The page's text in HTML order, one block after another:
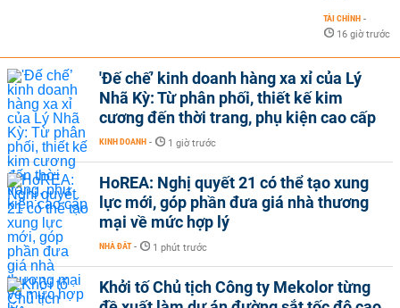
TÀI CHÍNH -
16 giờ trước
'Đế chế’ kinh doanh hàng xa xỉ của Lý
Nhã Kỳ: Từ phân phối, thiết kế kim
cương đến thời trang, phụ kiện cao cấp
KINH DOANH - 1 giờ trước
HoREA: Nghị quyết 21 có thể tạo xung
lực mới, góp phần đưa giá nhà thương
mại về mức hợp lý
NHÀ ĐẤT - 1 phút trước
Khởi tố Chủ tịch Công ty Mekolor từng